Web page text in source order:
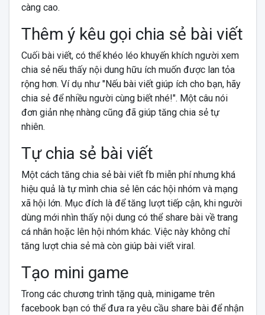
càng cao.
Thêm ý kêu gọi chia sẻ bài viết
Cuối bài viết, có thể khéo léo khuyến khích người xem
chia sẻ nếu thấy nội dung hữu ích muốn được lan tỏa
rộng hơn. Ví dụ như "Nếu bài viết giúp ích cho bạn, hãy
chia sẻ để nhiều người cùng biết nhé!". Một câu nói
đơn giản nhẹ nhàng cũng đã giúp tăng chia sẻ tự
nhiên.
Tự chia sẻ bài viết
Một cách tăng chia sẻ bài viết fb miễn phí nhưng khá
hiệu quả là tự mình chia sẻ lên các hội nhóm và mạng
xã hội lớn. Mục đích là để tăng lượt tiếp cận, khi người
dùng mới nhìn thấy nội dung có thể share bài về trang
cá nhân hoặc lên hội nhóm khác. Việc này không chỉ
tăng lượt chia sẻ mà còn giúp bài viết viral.
Tạo mini game
Trong các chương trình tặng quà, minigame trên
facebook bạn có thể đưa ra yêu cầu share bài để nhận